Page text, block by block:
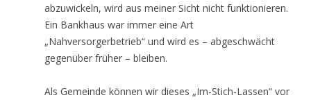
abzuwickeln, wird aus meiner Sicht nicht funktionieren.
Ein Bankhaus war immer eine Art
„Nahversorgerbetrieb“ und wird es – abgeschwächt
gegenüber früher – bleiben.
Als Gemeinde können wir dieses „Im-Stich-Lassen“ vor